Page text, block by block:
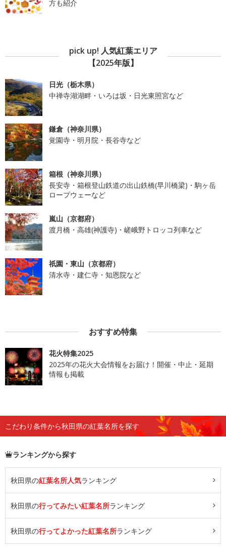
方も紹介
pick up! 人気紅葉エリア
【2025年版】
日光（栃木県）
中禅寺湖湖畔・いろは坂・日光東照宮など
鎌倉（神奈川県）
覚園寺・明月院・長谷寺など
箱根（神奈川県）
長安寺・箱根登山鉄道の出山鉄橋(早川橋梁)・駒ヶ岳
ロープウェーなど
嵐山（京都府）
渡月橋・高雄(神護寺)・嵯峨野トロッコ列車など
祇園・東山（京都府）
清水寺・建仁寺・知恩院など
おすすめ特集
花火特集2025
2025年の花火大会情報をお届け！開催・中止・延期
情報も掲載
こだわり条件から秋田県の紅葉名所を探す
ランキングから探す
秋田県の紅葉名所人気ランキング
秋田県の行ってみたい紅葉名所ランキング
秋田県の行ってよかった紅葉名所ランキング